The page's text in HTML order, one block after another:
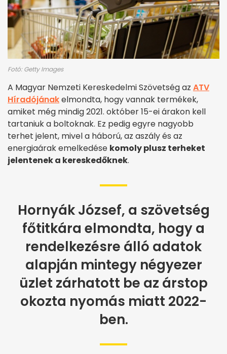
Fotó: Getty Images
A Magyar Nemzeti Kereskedelmi Szövetség az ATV
Híradójánakelmondta, hogy vannak termékek,
amiket még mindig 2021. október 15-ei árakon kell
tartaniuk a boltoknak. Ez pedig egyre nagyobb
terhet jelent, mivel a háború, az aszály és az
energiaárak emelkedése komoly plusz terheket
jelentenek a kereskedőknek.
Hornyák József, a szövetség
főtitkára elmondta, hogy a
rendelkezésre álló adatok
alapján mintegy négyezer
üzlet zárhatott be az árstop
okozta nyomás miatt 2022-
ben.